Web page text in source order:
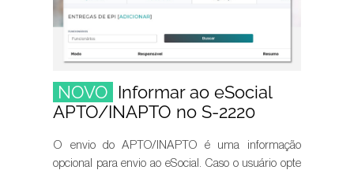
NOVO Informar ao eSocial
APTO/INAPTO no S-2220
O envio do APTO/INAPTO é uma informação
opcional para envio ao eSocial. Caso o usuário opte